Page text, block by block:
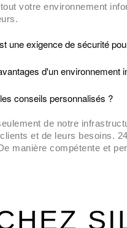
votre environnement
une exigence de sécurité
d'un environnement
conseils personnalisés ?
de notre
et de leurs besoins.
manière compétente et